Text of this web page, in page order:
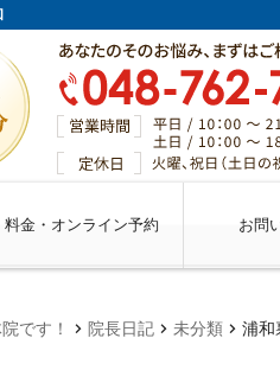
料金・オンライン予約 お問
です！ chevron_right 院長日記 chevron_right 未分類 chevron_right 浦和裏門通にひっそ